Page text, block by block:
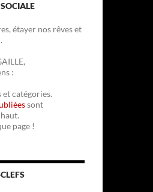
étayer nos rêves et
:
catégories.
sont
page !